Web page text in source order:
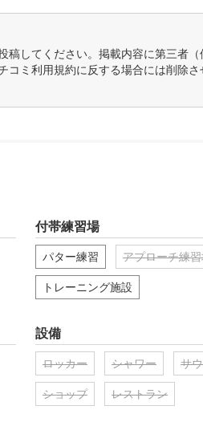
稿してください。掲載内容に第三者（
コミ利用規約に反する場合には削除
付帯練習場
パター練習 アプローチ練
トレーニング施設
設備
ロッカー シャワー サ
ショップ レストラン